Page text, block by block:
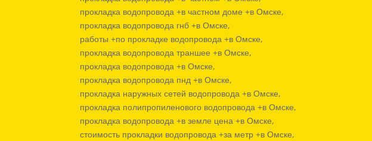
прокладка водопровода +в частном доме +в Омске,
прокладка водопровода гнб +в Омске,
работы +по прокладке водопровода +в Омске,
прокладка водопровода траншее +в Омске,
прокладка водопровода +в Омске,
прокладка водопровода пнд +в Омске,
прокладка наружных сетей водопровода +в Омске,
прокладка полипропиленового водопровода +в Омске,
прокладка водопровода +в земле цена +в Омске,
стоимость прокладки водопровода +за метр +в Омске,